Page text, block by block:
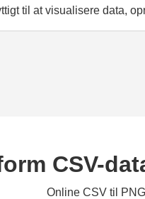
til at visualisere data,
CSV-
Online CSV til